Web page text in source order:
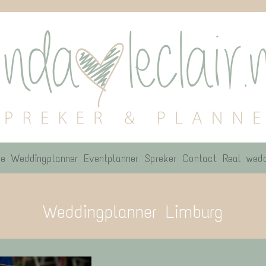
Weddingplanner Eventplanner Spreker Contact Real
Weddingplanner Limburg